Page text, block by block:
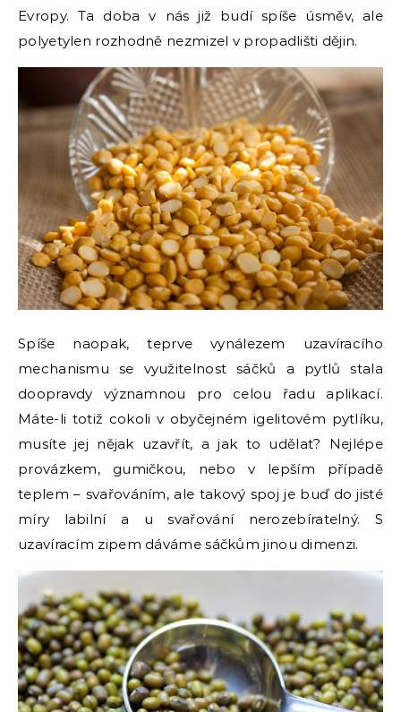
Evropy. Ta doba v nás již budí spíše úsměv, ale
polyetylen rozhodně nezmizel v propadlišti dějin.
Spíše naopak, teprve vynálezem uzavíracího
mechanismu se využitelnost sáčků a pytlů stala
doopravdy významnou pro celou řadu aplikací.
Máte-li totiž cokoli v obyčejném igelitovém pytlíku,
musíte jej nějak uzavřít, a jak to udělat? Nejlépe
provázkem, gumičkou, nebo v lepším případě
teplem – svařováním, ale takový spoj je buď do jisté
míry labilní a u svařování nerozebíratelný. S
uzavíracím zipem dáváme sáčkům jinou dimenzi.